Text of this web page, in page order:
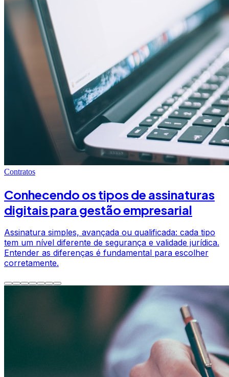
Contratos
Conhecendo os tipos de assinaturas
digitais para gestão empresarial
Assinatura simples, avançada ou qualificada: cada tipo
tem um nível diferente de segurança e validade jurídica.
Entender as diferenças é fundamental para escolher
corretamente.